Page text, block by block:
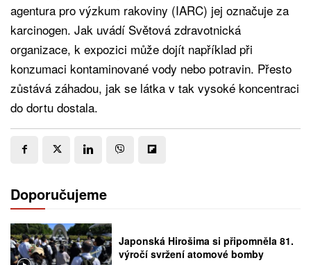
agentura pro výzkum rakoviny (IARC) jej označuje za
karcinogen. Jak uvádí Světová zdravotnická
organizace, k expozici může dojít například při
konzumaci kontaminované vody nebo potravin. Přesto
zůstává záhadou, jak se látka v tak vysoké koncentraci
do dortu dostala.
Doporučujeme
Japonská Hirošima si připomněla 81.
výročí svržení atomové bomby